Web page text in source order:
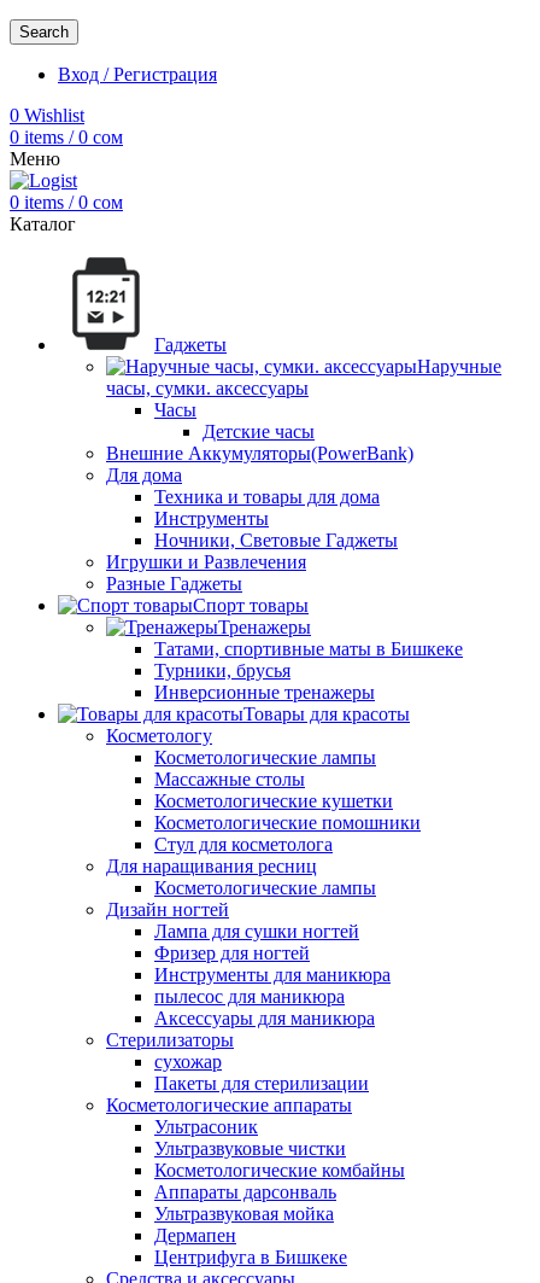
Search
Вход / Регистрация
0 Wishlist
0 items / 0 сом
Меню
0 items / 0 сом
Каталог
Гаджеты
Наручные
часы, сумки. аксессуары
Часы
Детские часы
Внешние Аккумуляторы(PowerBank)
Для дома
Техника и товары для дома
Инструменты
Ночники, Световые Гаджеты
Игрушки и Развлечения
Разные Гаджеты
Спорт товары
Тренажеры
Татами, спортивные маты в Бишкеке
Турники, брусья
Инверсионные тренажеры
Товары для красоты
Косметологу
Косметологические лампы
Массажные столы
Косметологические кушетки
Косметологические помошники
Стул для косметолога
Для наращивания ресниц
Косметологические лампы
Дизайн ногтей
Лампа для сушки ногтей
Фризер для ногтей
Инструменты для маникюра
пылесос для маникюра
Аксессуары для маникюра
Стерилизаторы
сухожар
Пакеты для стерилизации
Косметологические аппараты
Ультрасоник
Ультразвуковые чистки
Косметологические комбайны
Аппараты дарсонваль
Ультразвуковая мойка
Дермапен
Центрифуга в Бишкеке
Средства и аксессуары